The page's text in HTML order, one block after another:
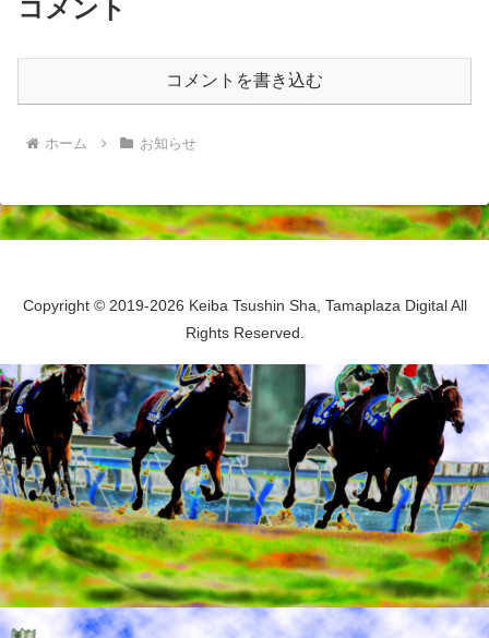
コメント
コメントを書き込む
ホーム お知らせ
Copyright © 2019-2026 Keiba Tsushin Sha, Tamaplaza Digital All
Rights Reserved.